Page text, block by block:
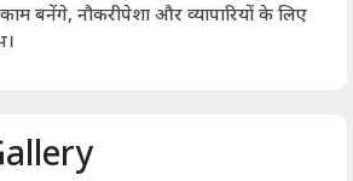
बनेंगे, नौकरीपेशा और व्यापारियों के लिए